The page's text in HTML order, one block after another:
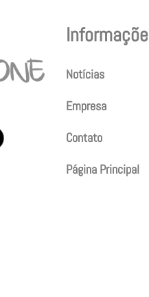
Notícias
Empresa
Contato
Página Principal